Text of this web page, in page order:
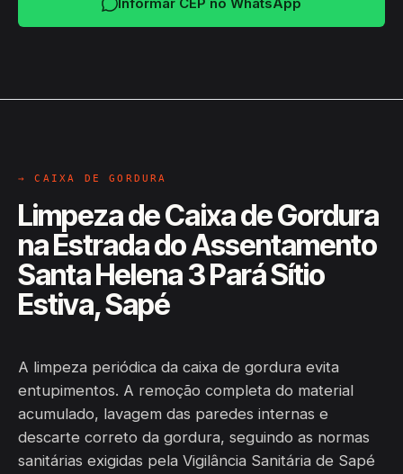
→ CAIXA DE GORDURA
Limpeza de Caixa de Gordura
na Estrada do Assentamento
Santa Helena 3 Pará Sítio
Estiva, Sapé
A limpeza periódica da caixa de gordura evita
entupimentos. A remoção completa do material
acumulado, lavagem das paredes internas e
descarte correto da gordura, seguindo as normas
sanitárias exigidas pela Vigilância Sanitária de Sapé